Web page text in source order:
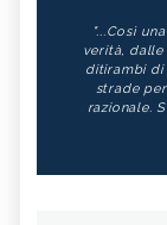
"...Così
verità, dalle
ditirambi di
strade
razionale.